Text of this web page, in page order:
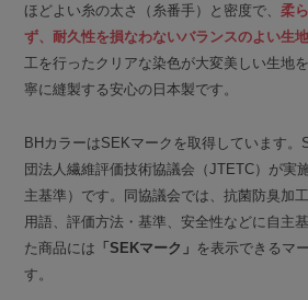
ほどよい糸の太さ（糸番手）と密度で、柔
ず、耐久性を損なわないバランスのよい生地
工を行ったクリアな染色が大変美しい生地
寧に縫製する安心の日本製です。
BHカラーはSEKマークを取得しています。
団法人繊維評価技術協議会（JTETC）が実
主基準）です。同協議会では、抗菌防臭加
用語、評価方法・基準、安全性などに自主
た商品には 「SEKマーク」 を表示できるマ
す。